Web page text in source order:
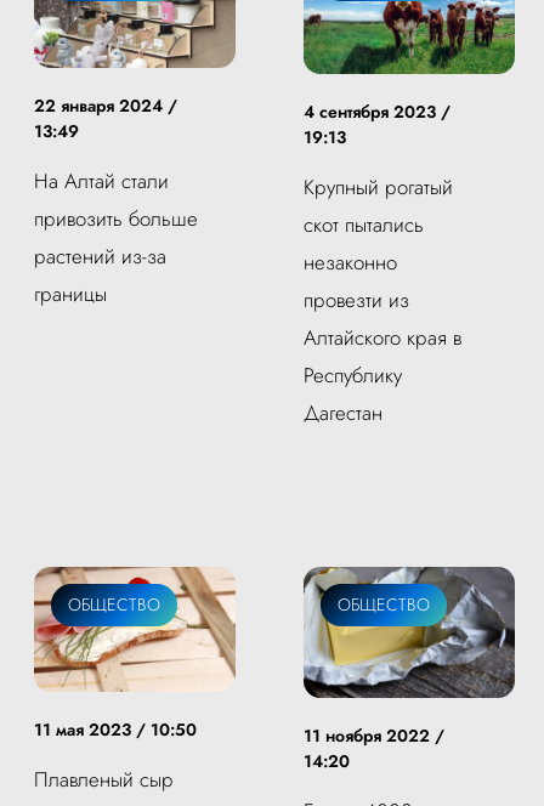
22 января 2024 /
13:49
На Алтай стали
привозить больше
растений из-за
границы
4 сентября 2023 /
19:13
Крупный рогатый
скот пытались
незаконно
провезти из
Алтайского края в
Республику
Дагестан
ОБЩЕСТВО
11 мая 2023 / 10:50
Плавленый сыр
ОБЩЕСТВО
11 ноября 2022 /
14:20